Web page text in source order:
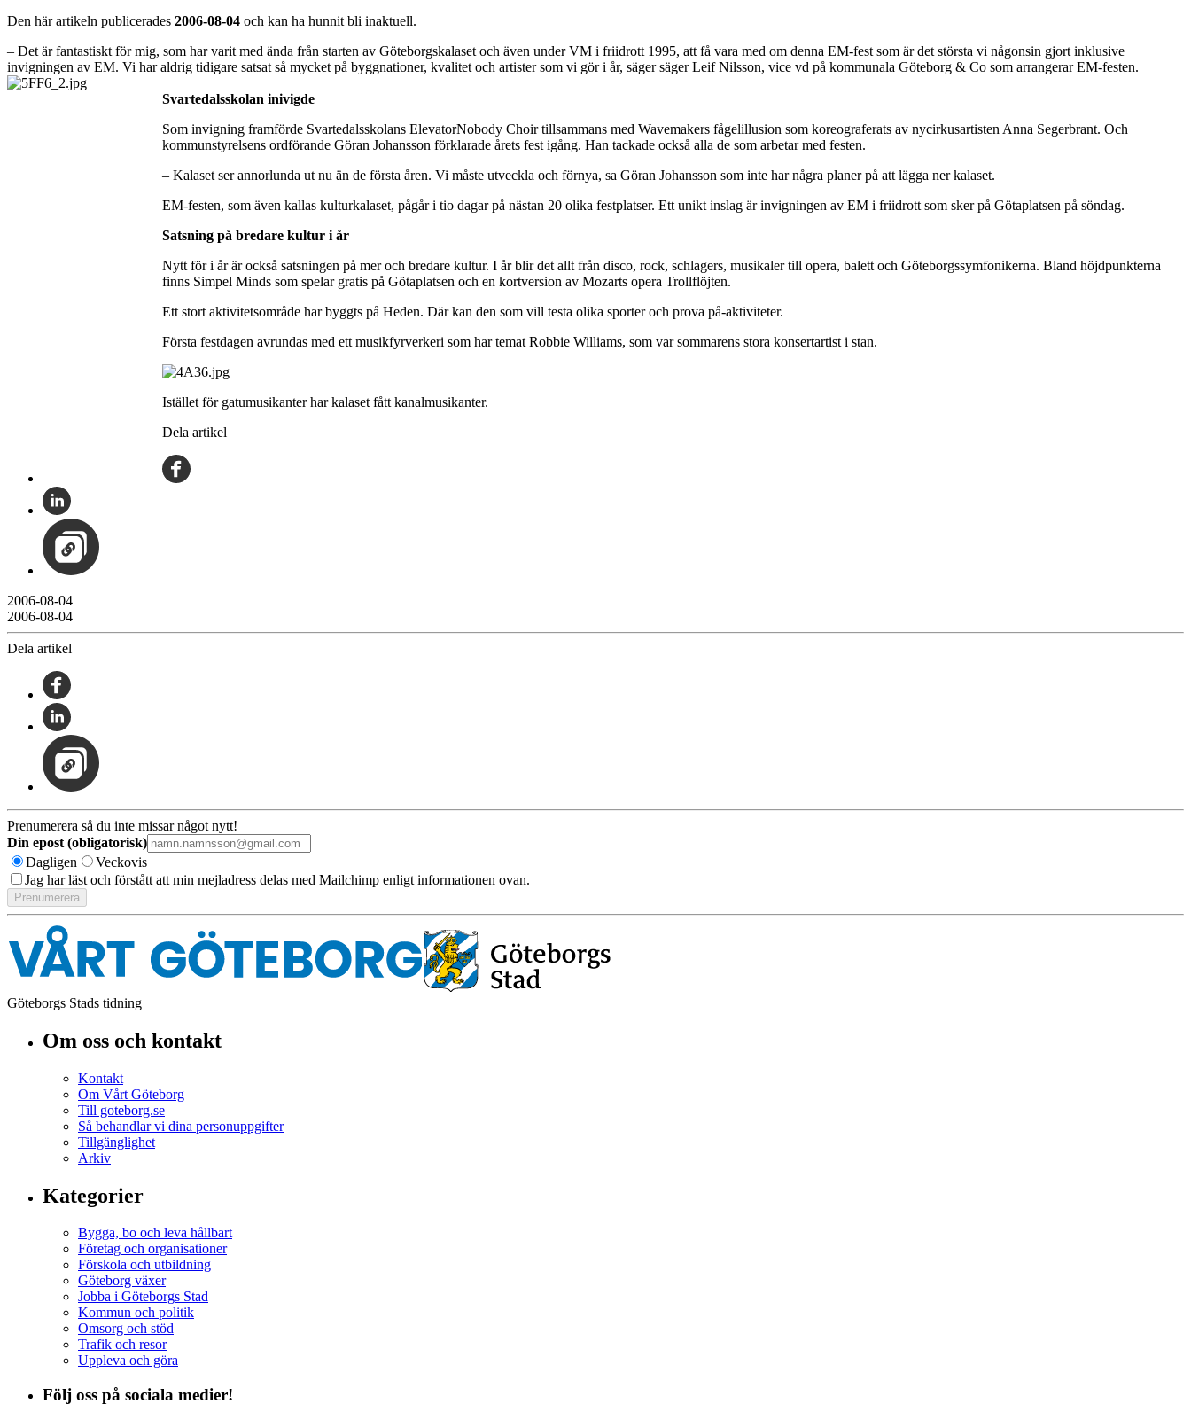
Den här artikeln publicerades 2006-08-04 och kan ha hunnit bli inaktuell.
– Det är fantastiskt för mig, som har varit med ända från starten av Göteborgskalaset och även under VM i friidrott 1995, att få vara med om denna EM-fest som är det största vi någonsin gjort inklusive
invigningen av EM. Vi har aldrig tidigare satsat så mycket på byggnationer, kvalitet och artister som vi gör i år, säger säger Leif Nilsson, vice vd på kommunala Göteborg & Co som arrangerar EM-festen.
Svartedalsskolan inivigde
Som invigning framförde Svartedalsskolans ElevatorNobody Choir tillsammans med Wavemakers fågelillusion som koreograferats av nycirkusartisten Anna Segerbrant. Och
kommunstyrelsens ordförande Göran Johansson förklarade årets fest igång. Han tackade också alla de som arbetar med festen.
– Kalaset ser annorlunda ut nu än de första åren. Vi måste utveckla och förnya, sa Göran Johansson som inte har några planer på att lägga ner kalaset.
EM-festen, som även kallas kulturkalaset, pågår i tio dagar på nästan 20 olika festplatser. Ett unikt inslag är invigningen av EM i friidrott som sker på Götaplatsen på söndag.
Satsning på bredare kultur i år
Nytt för i år är också satsningen på mer och bredare kultur. I år blir det allt från disco, rock, schlagers, musikaler till opera, balett och Göteborgssymfonikerna. Bland höjdpunkterna
finns Simpel Minds som spelar gratis på Götaplatsen och en kortversion av Mozarts opera Trollflöjten.
Ett stort aktivitetsområde har byggts på Heden. Där kan den som vill testa olika sporter och prova på-aktiviteter.
Första festdagen avrundas med ett musikfyrverkeri som har temat Robbie Williams, som var sommarens stora konsertartist i stan.
Istället för gatumusikanter har kalaset fått kanalmusikanter.
Dela artikel
2006-08-04
2006-08-04
Dela artikel
Prenumerera så du inte missar något nytt!
Din epost (obligatorisk)
Dagligen
Veckovis
Jag har läst och förstått att min mejladress delas med Mailchimp enligt informationen ovan.
Göteborgs Stads tidning
Om oss och kontakt
Kontakt
Om Vårt Göteborg
Till goteborg.se
Så behandlar vi dina personuppgifter
Tillgänglighet
Arkiv
Kategorier
Bygga, bo och leva hållbart
Företag och organisationer
Förskola och utbildning
Göteborg växer
Jobba i Göteborgs Stad
Kommun och politik
Omsorg och stöd
Trafik och resor
Uppleva och göra
Följ oss på sociala medier!